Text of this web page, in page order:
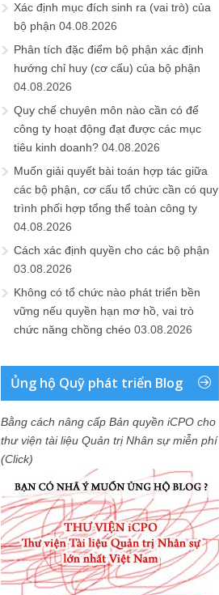
Xác định mục đích sinh ra (vai trò) của
bộ phận 04.08.2026
Phân tích đặc điểm bộ phận xác định
hướng chỉ huy (cơ cấu) của bộ phận
04.08.2026
Quy chế chuyên môn nào cần có để
công ty hoạt động đạt được các mục
tiêu kinh doanh? 04.08.2026
Muốn giải quyết bài toán hợp tác giữa
các bộ phận, cơ cấu tổ chức cần có quy
trình phối hợp tổng thể toàn công ty
04.08.2026
Cách xác định quyền cho các bộ phận
03.08.2026
Không có tổ chức nào phát triển bền
vững nếu quyền hạn mơ hồ, vai trò
chức năng chồng chéo 03.08.2026
Ủng hộ Quỹ phát triển Blog
Bằng cách nâng cấp Bản quyền iCPO cho
thư viện tài liệu Quản trị Nhân sự miễn phí
(Click)